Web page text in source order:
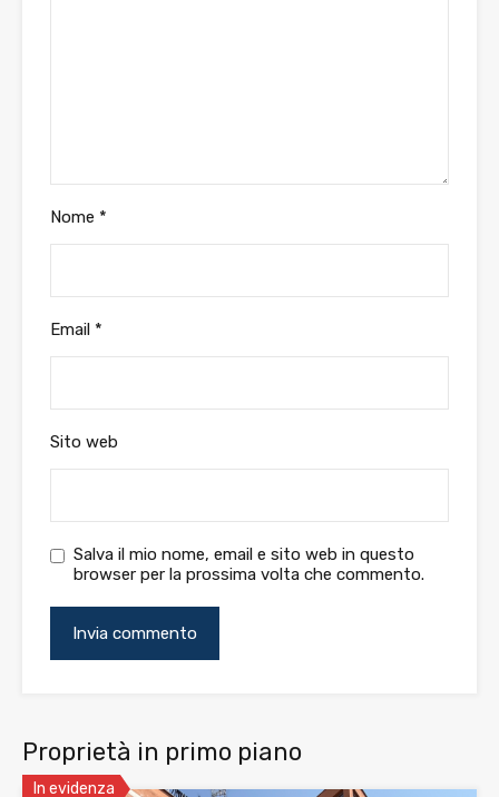
Nome *
Email *
Sito web
Salva il mio nome, email e sito web in questo
browser per la prossima volta che commento.
Proprietà in primo piano
In evidenza